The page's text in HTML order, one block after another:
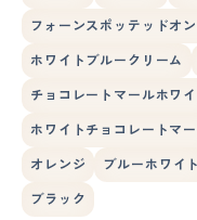
フォーンスポッテッドオ
ホワイトブルークリーム
チョコレートマールホワイ
ホワイトチョコレートマ
オレンジ ブルーホワイト
ブラック